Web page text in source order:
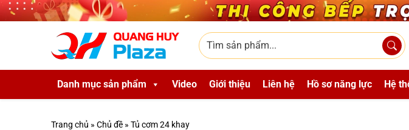
Skip to main content
Tìm sản phẩm
Danh mục sản phẩm Video Giới thiệu Liên hệ Hồ sơ năng lực Hệ
Trang chủ » Chủ đề » Tủ cơm 24 khay